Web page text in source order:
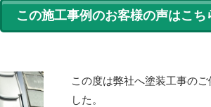
この施工事例のお客様の声はこち
この度は弊社へ塗装工事の
した。